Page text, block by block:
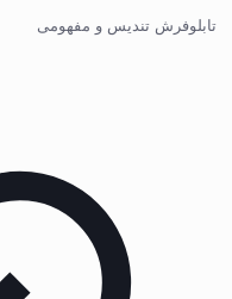
تابلوفرش تندیس و مفهومی